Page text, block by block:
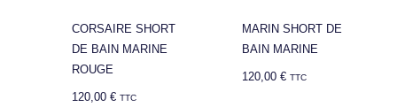
CORSAIRE SHORT
DE BAIN MARINE
ROUGE
120,00€ TTC
MARIN SHORT DE
BAIN MARINE
120,00€ TTC